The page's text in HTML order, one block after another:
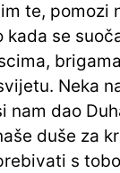
te, pomozi
kada se
Neka
nam dao
duše za
s